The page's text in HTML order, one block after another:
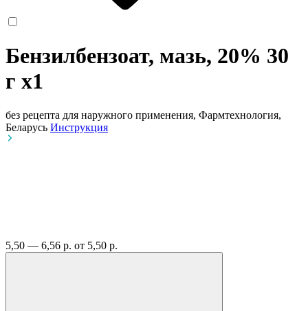
Бензилбензоат, мазь, 20% 30
г x1
без рецепта для наружного применения, Фармтехнология,
Беларусь Инструкция
5,50 — 6,56 р. от 5,50 р.